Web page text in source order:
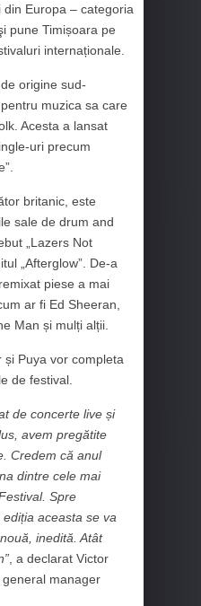
Europa – categoria
pune Timișoara pe
internaționale.
origine sud-
muzica sa care
Acesta a lansat
uri precum
britanic, este
sale de drum and
„Lazers Not
„Afterglow”. De-a
piese a mai
ar fi Ed Sheeran,
Man și mulți alții.
și Puya vor completa
de festival.
de concerte live și
avem pregătite
Credem că anul
dintre cele mai
Spre
aceasta se va
inedită. Atât
, a declarat Victor
manager